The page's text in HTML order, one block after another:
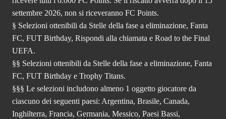
settembre 2026, non si riceveranno FC Points.
§ Selezioni ottenibili da Stelle della fase a eliminazione, Fanta
FC, FUT Birthday, Rispondi alla chiamata e Road to the Final
UEFA.
§§ Selezioni ottenibili da Stelle della fase a eliminazione, Fanta
FC, FUT Birthday e Trophy Titans.
§§§ Le selezioni includono almeno 1 oggetto giocatore da
ciascuno dei seguenti paesi: Argentina, Brasile, Canada,
Inghilterra, Francia, Germania, Messico, Paesi Bassi,